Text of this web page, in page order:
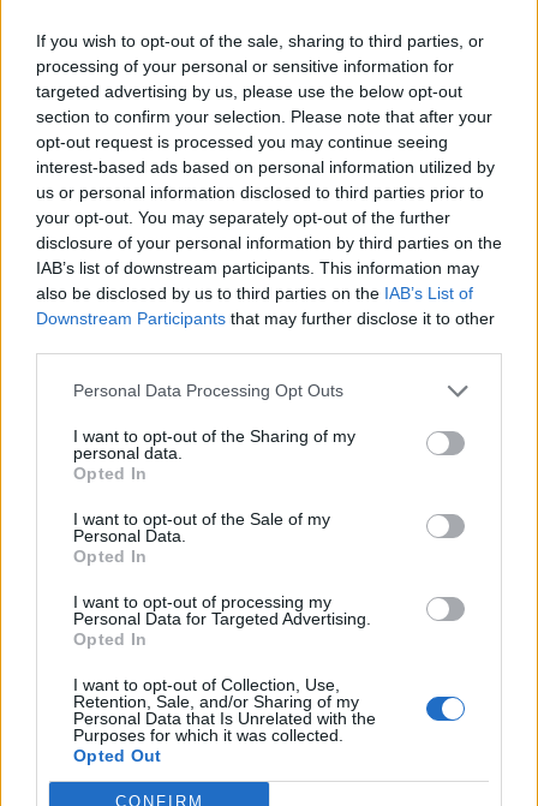
If you wish to opt-out of the sale, sharing to third parties, or
processing of your personal or sensitive information for
targeted advertising by us, please use the below opt-out
section to confirm your selection. Please note that after your
opt-out request is processed you may continue seeing
interest-based ads based on personal information utilized by
us or personal information disclosed to third parties prior to
your opt-out. You may separately opt-out of the further
disclosure of your personal information by third parties on the
IAB’s list of downstream participants. This information may
also be disclosed by us to third parties on the IAB’s List of
Downstream Participants that may further disclose it to other
Personal Data Processing Opt Outs
I want to opt-out of the Sharing of my
personal data.
Opted In
I want to opt-out of the Sale of my
Personal Data.
Opted In
I want to opt-out of processing my
Personal Data for Targeted Advertising.
Opted In
I want to opt-out of Collection, Use,
Retention, Sale, and/or Sharing of my
Personal Data that Is Unrelated with the
Purposes for which it was collected.
Opted Out
CONFIRM
verkligen är lämpliga att köra ombyggda bilar
i trafiken?
Så sent som under gårdagen höll en uniformerad
polis på att bli överkörd av en A-traktor i Tranås.
H...
Börja prenumerera för att läsa detta innehåll.
Starta din prenumerationhär
Eller logga in på ditt konto nedan:
Username or E-mail
Password
Remember Me